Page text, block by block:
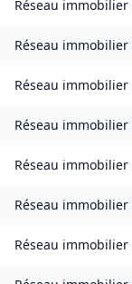
Réseau immobilier
Réseau immobilier
Réseau immobilier
Réseau immobilier
Réseau immobilier
Réseau immobilier
Réseau immobilier